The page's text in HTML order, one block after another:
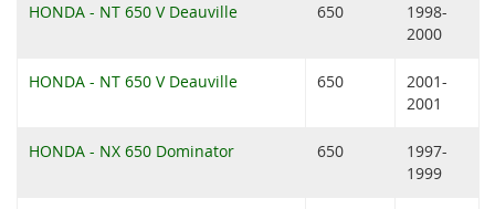
HONDA - NT 650 V Deauville 650
1998-
2000
HONDA - NT 650 V Deauville 650
2001-
2001
HONDA - NX 650 Dominator 650
1997-
1999